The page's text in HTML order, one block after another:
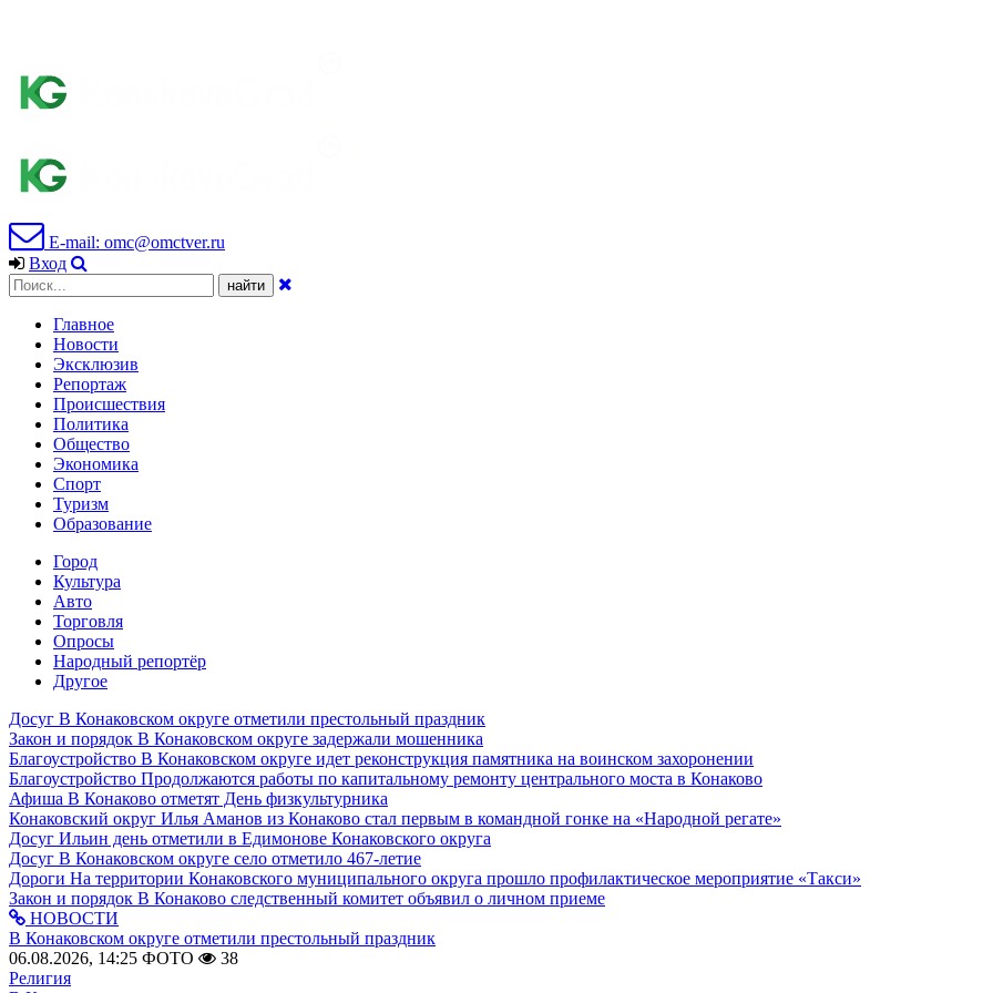
E-mail: omc@omctver.ru
Вход
Главное
Новости
Эксклюзив
Репортаж
Происшествия
Политика
Общество
Экономика
Спорт
Туризм
Образование
Город
Культура
Авто
Торговля
Опросы
Народный репортёр
Другое
Досуг В Конаковском округе отметили престольный праздник
Закон и порядок В Конаковском округе задержали мошенника
Благоустройство В Конаковском округе идет реконструкция памятника на воинском захоронении
Благоустройство Продолжаются работы по капитальному ремонту центрального моста в Конаково
Афиша В Конаково отметят День физкультурника
Конаковский округ Илья Аманов из Конаково стал первым в командной гонке на «Народной регате»
Досуг Ильин день отметили в Едимонове Конаковского округа
Досуг В Конаковском округе село отметило 467-летие
Дороги На территории Конаковского муниципального округа прошло профилактическое мероприятие «Такси»
Закон и порядок В Конаково следственный комитет объявил о личном приеме
НОВОСТИ
В Конаковском округе отметили престольный праздник
06.08.2026, 14:25 ФОТО
38
Религия